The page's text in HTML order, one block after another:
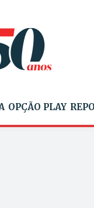
OPÇÃO PLAY